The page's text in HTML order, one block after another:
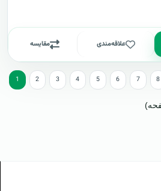
علاقه‌مندی مقایسه
1 2 3 4 5 6 7 8